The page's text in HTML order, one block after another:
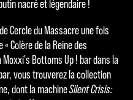
nacré et légendaire !
Cercle du Massacre une fois
Colère de la Reine des
Bottoms Up ! bar dans la
vous trouverez la collection
dont la machineSilent Crisis: